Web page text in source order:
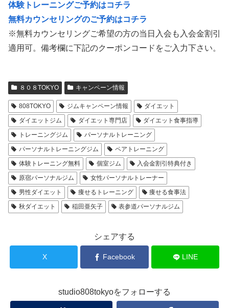
体験トレーニングご予約はコチラ
無料カウンセリングのご予約はコチラ
※無料カウンセリングご希望の方の当日入会も入会金割引
適用可。備考欄に下記のクーポンコードをご入力下さい。
８０８TOKYO キャンペーン情報
808TOKYO ジムキャンペーン情報
ダイエット
ダイエットジム
ダイエット専門店
ダイエット食事指導
トレーニングジム
パーソナルトレーニング
パーソナルトレーニングジム
ペアトレーニング
体験トレーニング無料
個室ジム
入会金割引特典付き
原宿パーソナルジム
女性パーソナルトレーナー
男性ダイエット
痩せるトレーニング
痩せる食事法
秋ダイエット
稲田亜矢子 表参道パーソナルジム
シェアする
X Facebook LINE
studio808tokyoをフォローする